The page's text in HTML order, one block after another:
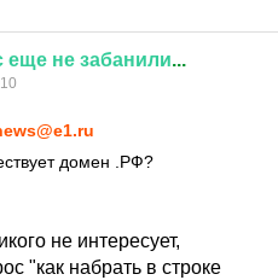
еще не забанили...
домен .РФ?
не интересует,
"как набрать в строке